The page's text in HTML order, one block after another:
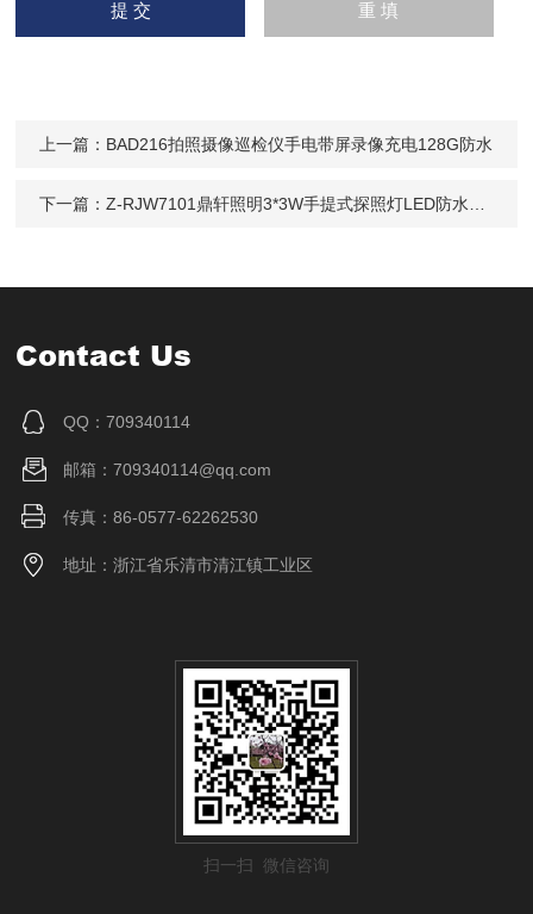
上一篇： BAD216拍照摄像巡检仪手电带屏录像充电128G防水
下一篇：Z-RJW7101鼎轩照明3*3W手提式探照灯LED防水搜索
Contact Us
QQ：709340114
邮箱：709340114@qq.com
传真：86-0577-62262530
地址：浙江省乐清市清江镇工业区
扫一扫 微信咨询